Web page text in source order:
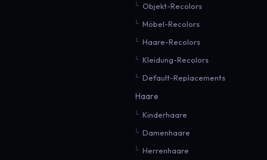
Objekt-Recolors
Möbel-Recolors
Haare-Recolors
Kleidung-Recolors
Default-Replacements
Haare
Kinderhaare
Damenhaare
Herrenhaare